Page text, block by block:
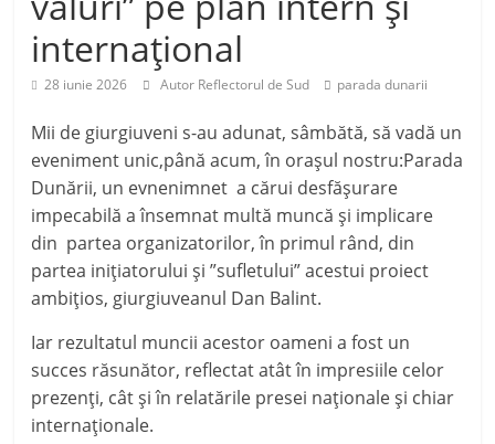
internațional
28 iunie 2026 Autor Reflectorul de Sud parada dunarii
Mii de giurgiuveni s-au adunat, sâmbătă, să vadă un
eveniment unic,până acum, în orașul nostru:Parada
Dunării, un evnenimnet a cărui desfășurare
impecabilă a însemnat multă muncă și implicare
din partea organizatorilor, în primul rând, din
partea inițiatorului și ”sufletului” acestui proiect
ambițios, giurgiuveanul Dan Balint.
Iar rezultatul muncii acestor oameni a fost un
succes răsunător, reflectat atât în impresiile celor
prezenți, cât și în relatările presei naționale și chiar
internaționale.